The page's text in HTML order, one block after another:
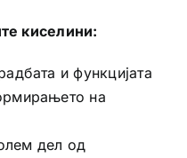
киселини:
и функцијата
на
дел од